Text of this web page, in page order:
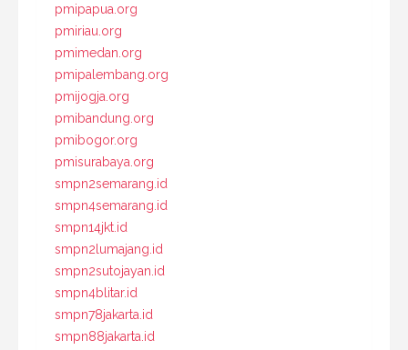
pmipapua.org
pmiriau.org
pmimedan.org
pmipalembang.org
pmijogja.org
pmibandung.org
pmibogor.org
pmisurabaya.org
smpn2semarang.id
smpn4semarang.id
smpn14jkt.id
smpn2lumajang.id
smpn2sutojayan.id
smpn4blitar.id
smpn78jakarta.id
smpn88jakarta.id